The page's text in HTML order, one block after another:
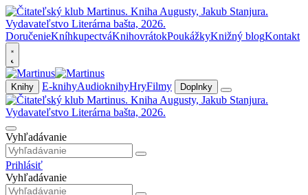
DoručenieKníhkupectváKnihovrátokPoukážkyKnižný blogKontakt
Knihy E-knihyAudioknihyHryFilmy Doplnky
Vyhľadávanie
Prihlásiť
Vyhľadávanie